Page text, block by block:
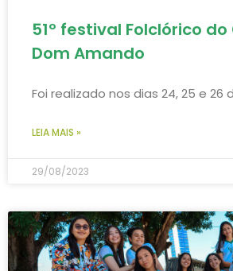
51º festival Folclórico
Dom Amando
Foi realizado nos dias 24, 25 e 26
LEIA MAIS »
29/08/2023